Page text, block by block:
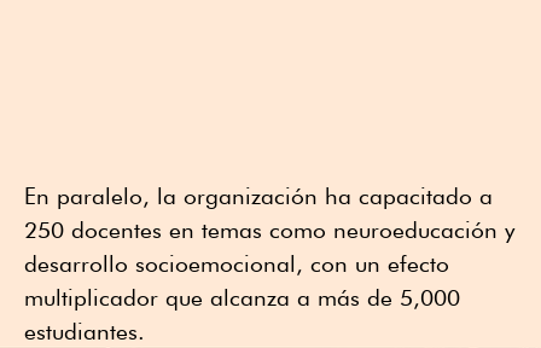
En paralelo, la organización ha capacitado a
250 docentes en temas como neuroeducación y
desarrollo socioemocional, con un efecto
multiplicador que alcanza a más de 5,000
estudiantes.